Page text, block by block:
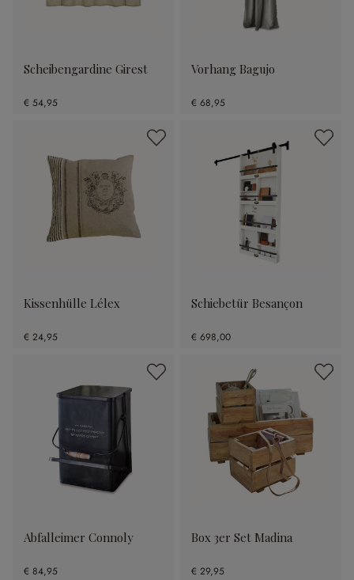
Scheibengardine Girest
€ 54,95
Vorhang Bagujo
€ 68,95
Kissenhülle Lélex
€ 24,95
Schiebetür Besançon
€ 698,00
Abfalleimer Connoly
€ 84,95
Box 3er Set Madina
€ 29,95